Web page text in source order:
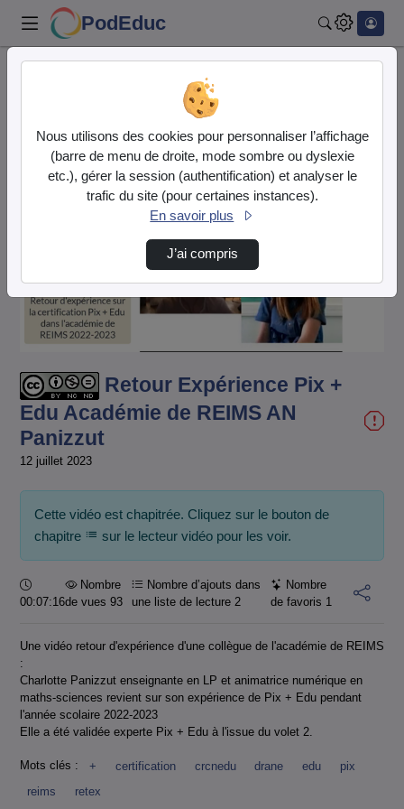
PodEduc
Retour Expérience Pix + Edu Académie de REIM…
Lire
la
vidéo
Retour Expérience Pix +
Edu Académie de REIMS AN
Panizzut
12 juillet 2023
Cette vidéo est chapitrée. Cliquez sur le bouton de
chapitre
sur le lecteur vidéo pour les voir.
Durée :
00:07:16
Nombre
de vues 93
Nombre d’ajouts dans
une liste de lecture2
Nombre
de favoris 1
Une vidéo retour d'expérience d'une collègue de l'académie de REIMS
:
Charlotte Panizzut enseignante en LP et animatrice numérique en
maths-sciences revient sur son expérience de Pix + Edu pendant
l'année scolaire 2022-2023
Elle a été validée experte Pix + Edu à l'issue du volet 2.
Mots clés : + certification crcnedu drane edu
pix
reims
retex
Nous utilisons des cookies pour personnaliser l’affichage
(barre de menu de droite, mode sombre ou dyslexie
etc.), gérer la session (authentification) et analyser le
trafic du site (pour certaines instances).
En savoir plus
J’ai compris